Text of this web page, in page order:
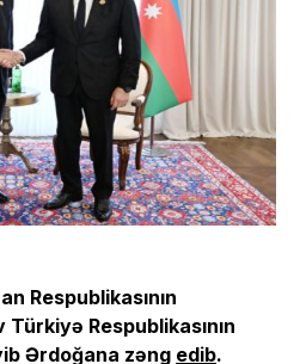
Respublikasının
Respublikasının
Ərdoğana zəng edib.